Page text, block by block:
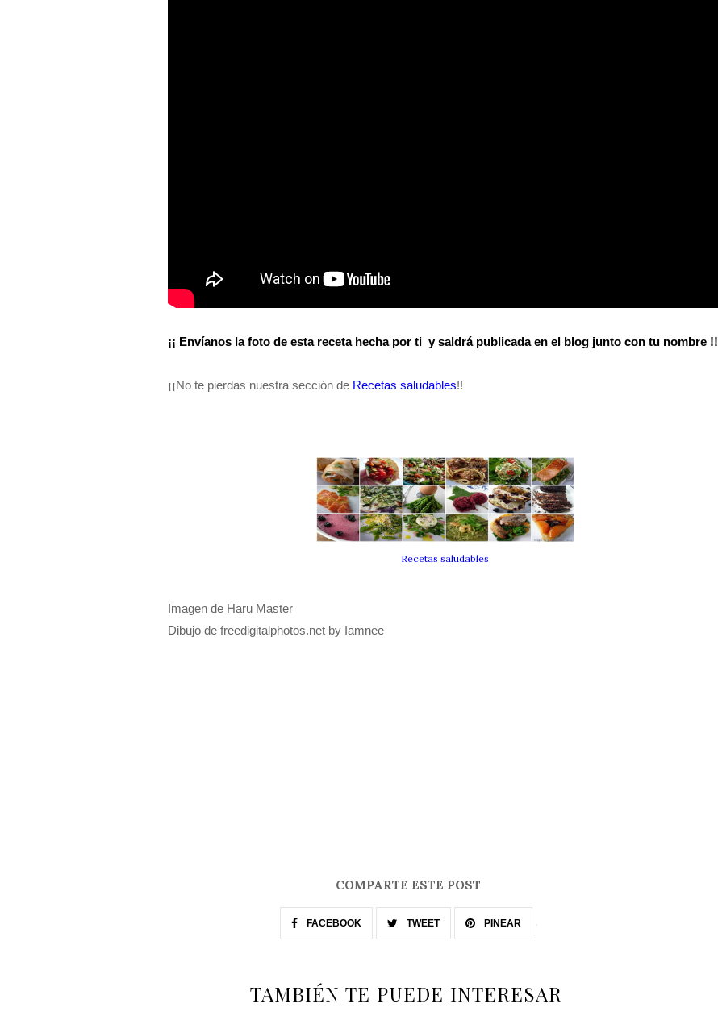
¡¡ Envíanos la foto de esta receta hecha por ti y saldrá publicada en el blog junto con tu nombre !!
¡¡No te pierdas nuestra sección de Recetas saludables!!
Recetas saludables
Imagen de Haru Master
Dibujo de freedigitalphotos.net by Iamnee
COMPARTE ESTE POST
FACEBOOK TWEET PINEAR
TAMBIÉN TE PUEDE INTERESAR